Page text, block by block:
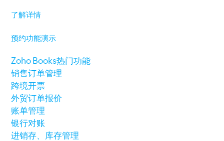
了解详情
预约功能演示
Zoho Books热门功能
销售订单管理
跨境开票
外贸订单报价
账单管理
银行对账
进销存、库存管理